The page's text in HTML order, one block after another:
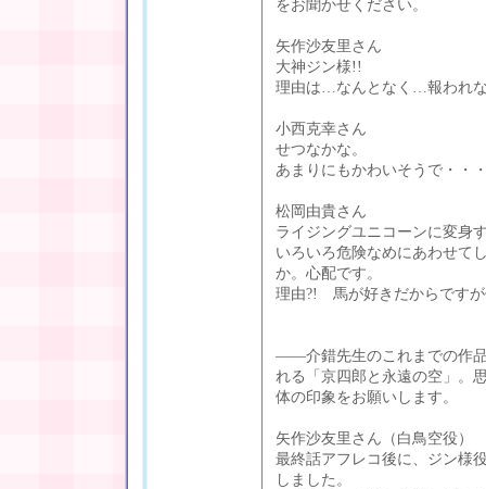
をお聞かせください。
矢作沙友里さん
大神ジン様!!
理由は…なんとなく…報われ
小西克幸さん
せつなかな。
あまりにもかわいそうで・・
松岡由貴さん
ライジングユニコーンに変身
いろいろ危険なめにあわせて
か。心配です。
理由?! 馬が好きだからです
――介錯先生のこれまでの作
れる「京四郎と永遠の空」。
体の印象をお願いします。
矢作沙友里さん（白鳥空役）
最終話アフレコ後に、ジン様
しました。